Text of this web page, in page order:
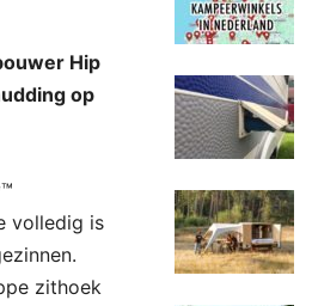
Hip
op
volledig is
zithoek